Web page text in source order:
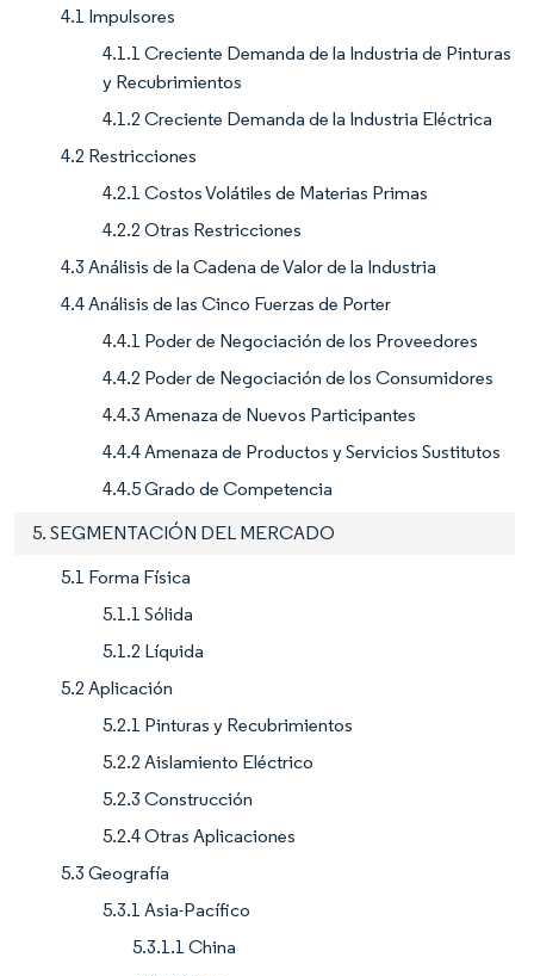
4.1 Impulsores
4.1.1 Creciente Demanda de la Industria de Pinturas
y Recubrimientos
4.1.2 Creciente Demanda de la Industria Eléctrica
4.2 Restricciones
4.2.1 Costos Volátiles de Materias Primas
4.2.2 Otras Restricciones
4.3 Análisis de la Cadena de Valor de la Industria
4.4 Análisis de las Cinco Fuerzas de Porter
4.4.1 Poder de Negociación de los Proveedores
4.4.2 Poder de Negociación de los Consumidores
4.4.3 Amenaza de Nuevos Participantes
4.4.4 Amenaza de Productos y Servicios Sustitutos
4.4.5 Grado de Competencia
5. SEGMENTACIÓN DEL MERCADO
5.1 Forma Física
5.1.1 Sólida
5.1.2 Líquida
5.2 Aplicación
5.2.1 Pinturas y Recubrimientos
5.2.2 Aislamiento Eléctrico
5.2.3 Construcción
5.2.4 Otras Aplicaciones
5.3 Geografía
5.3.1 Asia-Pacífico
5.3.1.1 China